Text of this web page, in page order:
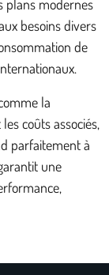
plans modernes
besoins divers
de
la
coûts associés,
parfaitement à
une